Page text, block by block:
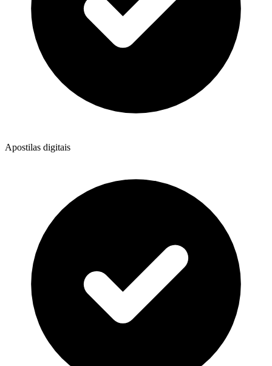
Apostilas digitais